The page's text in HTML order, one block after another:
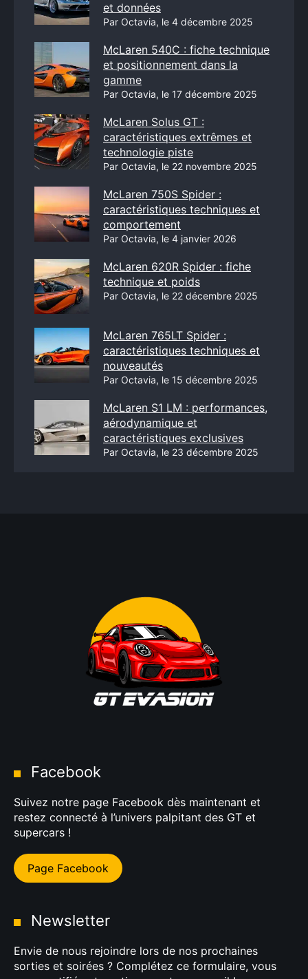
et données
Par Octavia, le 4 décembre 2025
McLaren 540C : fiche technique
et positionnement dans la
gamme
Par Octavia, le 17 décembre 2025
McLaren Solus GT :
caractéristiques extrêmes et
technologie piste
Par Octavia, le 22 novembre 2025
McLaren 750S Spider :
caractéristiques techniques et
comportement
Par Octavia, le 4 janvier 2026
McLaren 620R Spider : fiche
technique et poids
Par Octavia, le 22 décembre 2025
McLaren 765LT Spider :
caractéristiques techniques et
nouveautés
Par Octavia, le 15 décembre 2025
McLaren S1 LM : performances,
aérodynamique et
caractéristiques exclusives
Par Octavia, le 23 décembre 2025
Facebook
Suivez notre page Facebook dès maintenant et
restez connecté à l’univers palpitant des GT et
supercars !
Page Facebook
Newsletter
Envie de nous rejoindre lors de nos prochaines
sorties et soirées ? Complétez ce formulaire, vous